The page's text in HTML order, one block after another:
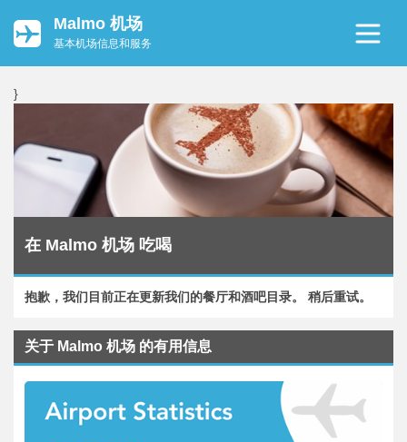
Malmo 机场
基本机场信息和服务
}
在 Malmo 机场 吃喝
抱歉，我们目前正在更新我们的餐厅和酒吧目录。 稍后重试。
关于 Malmo 机场 的有用信息